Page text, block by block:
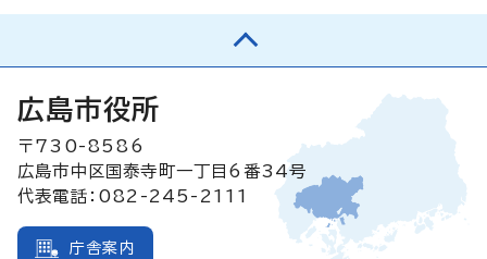
広島市役所
〒730-8586
広島市中区国泰寺町一丁目6番34号
代表電話：082-245-2111
庁舎案内